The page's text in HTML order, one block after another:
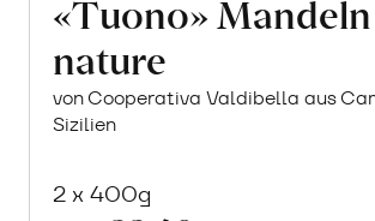
«Tuono» Mandeln
nature
von Cooperativa Valdibella aus
Sizilien
2 x 400g